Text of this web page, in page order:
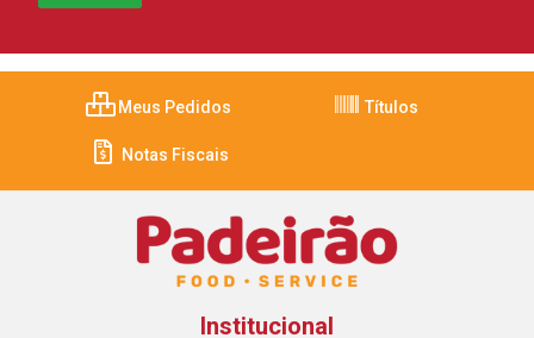
Meus Pedidos Títulos
Notas Fiscais
Institucional